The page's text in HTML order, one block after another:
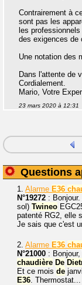
Contrairement à
sont pas les
les
des exigences de
Une notation des
Dans l'attente de
Cordialement.
Mario, Votre
23 mars 2020 à 12:31
Questions
1. Alarme E36
N°19272 :
sol) Twineo
patenté RG2, elle
Je sais que c'est
2. Alarme E36
N°21000 :
chaudière De
Et ce mois de
E36. Thermostat...